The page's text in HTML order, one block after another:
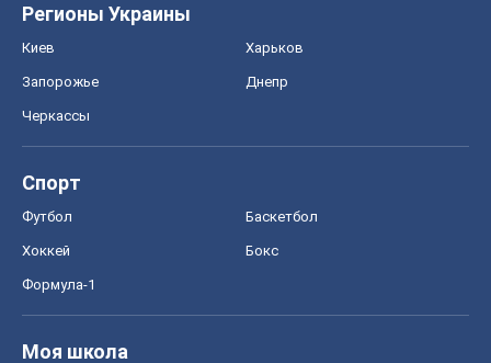
Регионы Украины
Киев Харьков
Запорожье Днепр
Черкассы
Спорт
Футбол Баскетбол
Хоккей Бокс
Формула-1
Моя школа